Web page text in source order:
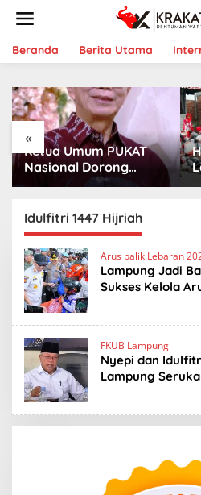
t
Beranda Berita Utama
«
Ketua Umum PUKAT
Nasional Dorong
PUKAT Tanjungkarang
Keuskupan
Idulfitri 1447 Hijriah
Arus balik Lebaran
Lampung Jadi
Sukses Kelola
FKUB Lampung
Nyepi dan
Lampung